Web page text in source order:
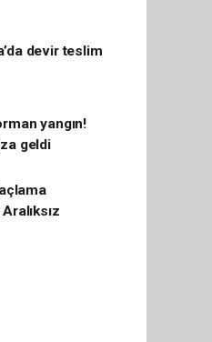
devir teslim
yangın!
geldi